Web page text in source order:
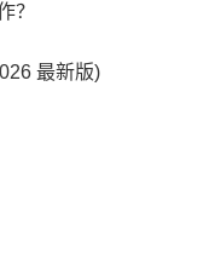
？
最新版)